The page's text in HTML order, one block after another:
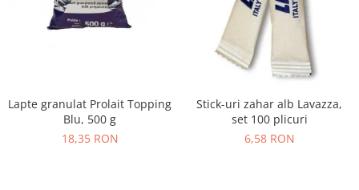
Lapte granulat Prolait Topping
Blu, 500 g
18,35 RON
Stick-uri zahar alb Lavazza,
set 100 plicuri
6,58 RON